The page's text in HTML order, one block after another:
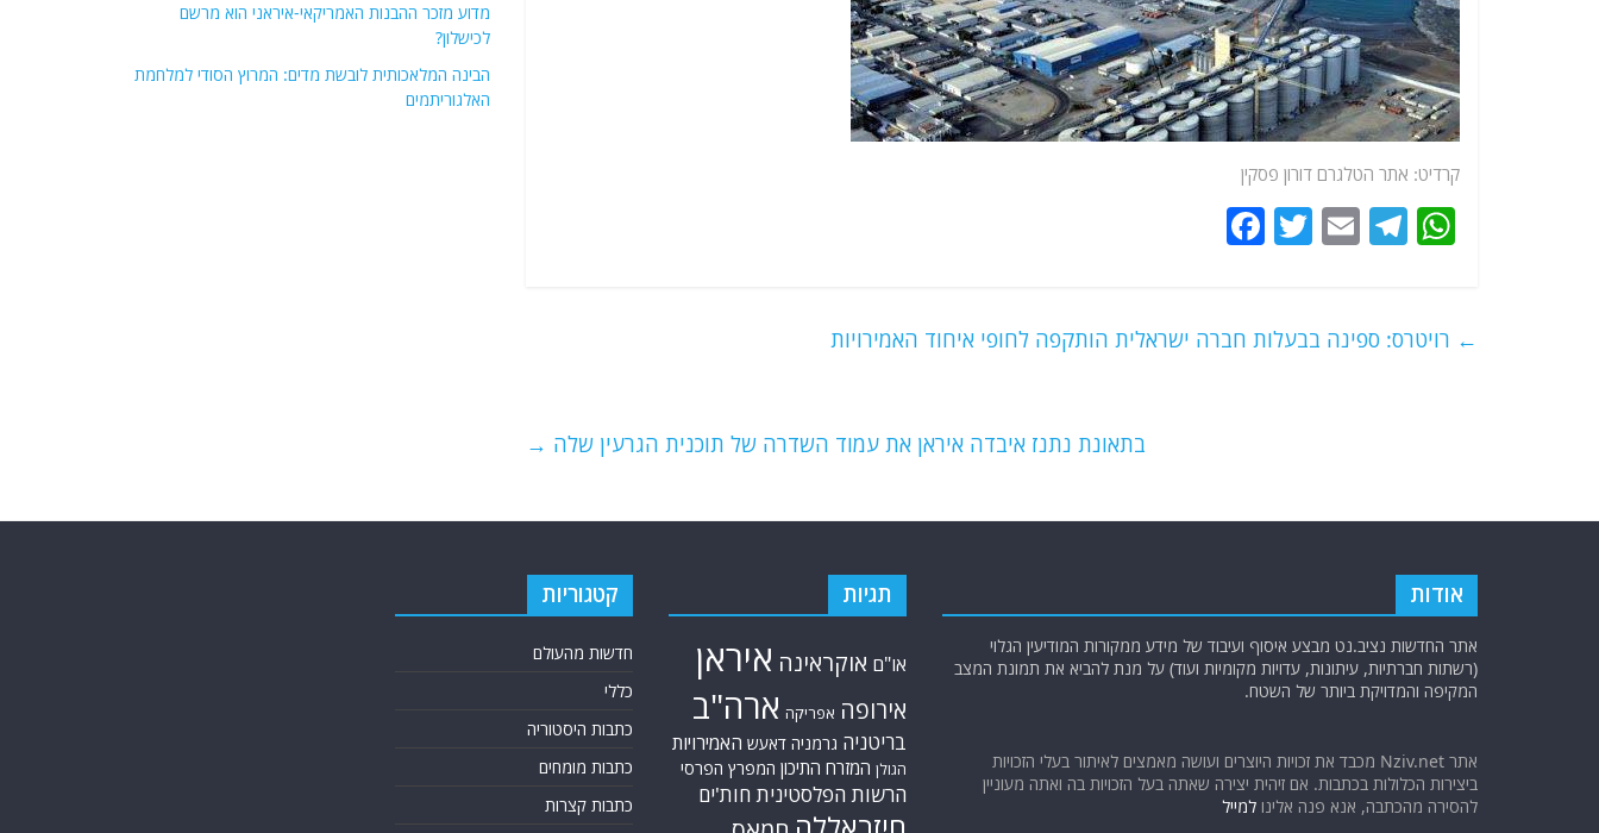
קרדיט: אתר הטלגרם דורון פסקין
W
s
T
g
E
l
T
er
e ← רויטרס: ספינה בבעלות חברה ישראלית הותקפה לחופי איחוד האמירויות
בתאונת נתנז איבדה איראן את עמוד השדרה של תוכנית הגרעין שלה →
מדוע מזכר ההבנות האמריקאי-איראני הוא מרשם
לכישלון?
הבינה המלאכותית לובשת מדים: המרוץ הסודי למלחמת
האלגוריתמים
אודות
אתר החדשות נציב.נט מבצע איסוף ועיבוד של מידע ממקורות המודיעין הגלוי
(רשתות חברתיות, עיתונות, עדויות מקומיות ועוד) על מנת להביא את תמונת המצב
המקיפה והמדויקת ביותר של השטח.
אתר Nziv.net מכבד את זכויות היוצרים ועושה מאמצים לאיתור בעלי הזכויות
ביצירות הכלולות בכתבות. אם זיהית יצירה שאתה בעל הזכויות בה ואתה מעוניין
להסירה מהכתבה, אנא פנה אלינו למייל
תגיות
או"ם אוקראינה איראן
אירופה אפריקה ארה"ב
בריטניה גרמניה דאעש האמירויות
הגולן המזרח התיכון המפרץ הפרסי
הרשות הפלסטינית חות'ים
קטגוריות
חדשות מהעולם
כללי
כתבות היסטוריה
כתבות מומחים
כתבות קצרות